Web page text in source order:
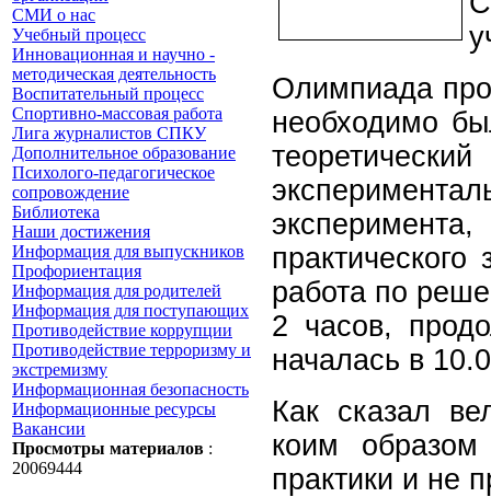
СМИ о нас
Учебный процесс
Инновационная и научно -
методическая деятельность
Воспитательный процесс
Спортивно-массовая работа
Лига журналистов СПКУ
Дополнительное образование
Психолого-педагогическое
сопровождение
Библиотека
Наши достижения
Информация для выпускников
Профориентация
Информация для родителей
Информация для поступающих
Противодействие коррупции
Противодействие терроризму и
экстремизму
Информационная безопасность
Информационные ресурсы
Вакансии
Просмотры материалов :
20069444
Олимпиада
необходимо
работа по
2 часов,
началась в
Как сказал
коим
практики и не